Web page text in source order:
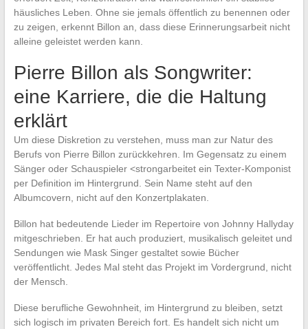
häusliches Leben. Ohne sie jemals öffentlich zu benennen oder
zu zeigen, erkennt Billon an, dass diese Erinnerungsarbeit nicht
alleine geleistet werden kann.
Pierre Billon als Songwriter:
eine Karriere, die die Haltung
erklärt
Um diese Diskretion zu verstehen, muss man zur Natur des
Berufs von Pierre Billon zurückkehren. Im Gegensatz zu einem
Sänger oder Schauspieler <strongarbeitet ein Texter-Komponist
per Definition im Hintergrund. Sein Name steht auf den
Albumcovern, nicht auf den Konzertplakaten.
Billon hat bedeutende Lieder im Repertoire von Johnny Hallyday
mitgeschrieben. Er hat auch produziert, musikalisch geleitet und
Sendungen wie Mask Singer gestaltet sowie Bücher
veröffentlicht. Jedes Mal steht das Projekt im Vordergrund, nicht
der Mensch.
Diese berufliche Gewohnheit, im Hintergrund zu bleiben, setzt
sich logisch im privaten Bereich fort. Es handelt sich nicht um